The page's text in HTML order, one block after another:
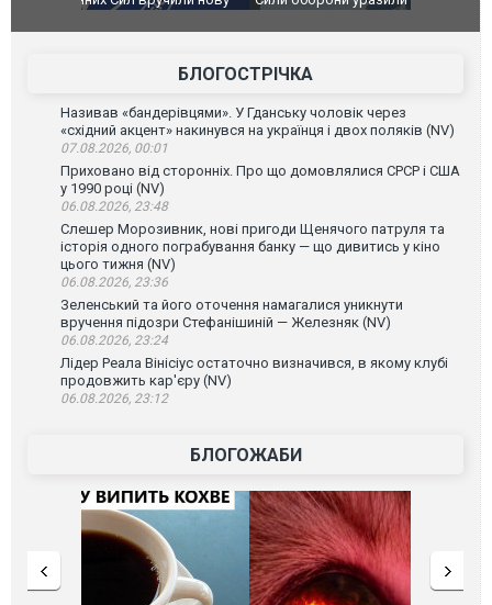
атаку. ВІДЕО
БЛОГОСТРІЧКА
Називав «бандерівцями». У Гданську чоловік через
«східний акцент» накинувся на українця і двох поляків (NV)
07.08.2026, 00:01
Приховано від сторонніх. Про що домовлялися СРСР і США
у 1990 році (NV)
06.08.2026, 23:48
Слешер Морозивник, нові пригоди Щенячого патруля та
історія одного пограбування банку — що дивитись у кіно
цього тижня (NV)
06.08.2026, 23:36
Зеленський та його оточення намагалися уникнути
вручення підозри Стефанішиній — Железняк (NV)
06.08.2026, 23:24
Лідер Реала Вінісіус остаточно визначився, в якому клубі
продовжить кар'єру (NV)
06.08.2026, 23:12
БЛОГОЖАБИ